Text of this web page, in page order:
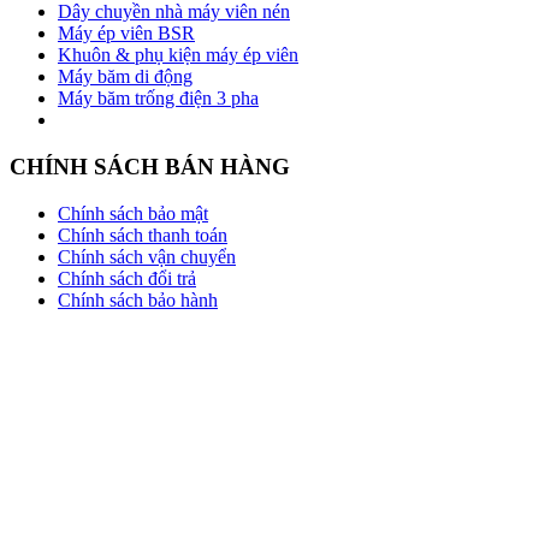
Dây chuyền nhà máy viên nén
Máy ép viên BSR
Khuôn & phụ kiện máy ép viên
Máy băm di động
Máy băm trống điện 3 pha
CHÍNH SÁCH BÁN HÀNG
Chính sách bảo mật
Chính sách thanh toán
Chính sách vận chuyển
Chính sách đổi trả
Chính sách bảo hành